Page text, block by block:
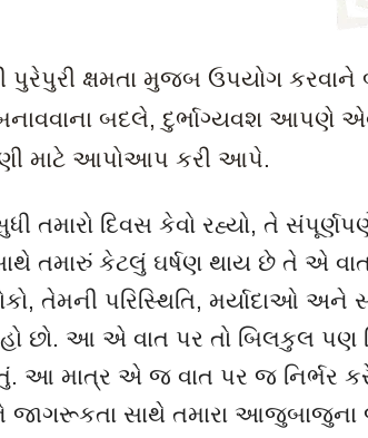
પુરેપુરી ક્ષમતા મુજબ ઉપયોગ
બદલે, દુર્ભાગ્યવશ આપણે
માટે આપોઆપ કરી આપે.
તમારો દિવસ કેવો રહ્યો, તે
સાથે તમારું કેટલું ઘર્ષણ થાય છે તે એ
, તેમની પરિસ્થિતિ, મર્યાદાઓ અને
છો. આ એ વાત પર તો બિલકુલ પણ
આ માત્ર એ જ વાત પર જ નિર્ભર
જાગરૂકતા સાથે તમારા